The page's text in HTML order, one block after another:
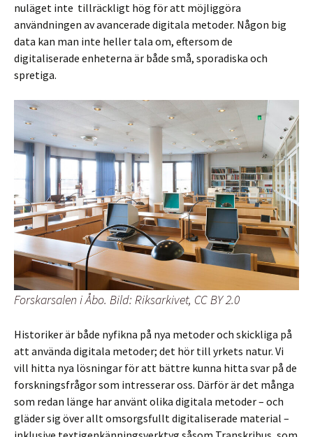
nuläget inte tillräckligt hög för att möjliggöra
användningen av avancerade digitala metoder. Någon big
data kan man inte heller tala om, eftersom de
digitaliserade enheterna är både små, sporadiska och
spretiga.
Forskarsalen i Åbo. Bild: Riksarkivet, CC BY 2.0
Historiker är både nyfikna på nya metoder och skickliga på
att använda digitala metoder; det hör till yrkets natur. Vi
vill hitta nya lösningar för att bättre kunna hitta svar på de
forskningsfrågor som intresserar oss. Därför är det många
som redan länge har använt olika digitala metoder – och
gläder sig över allt omsorgsfullt digitaliserade material –